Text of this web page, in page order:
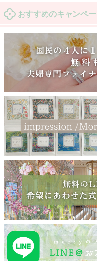
おすすめのキャンペ